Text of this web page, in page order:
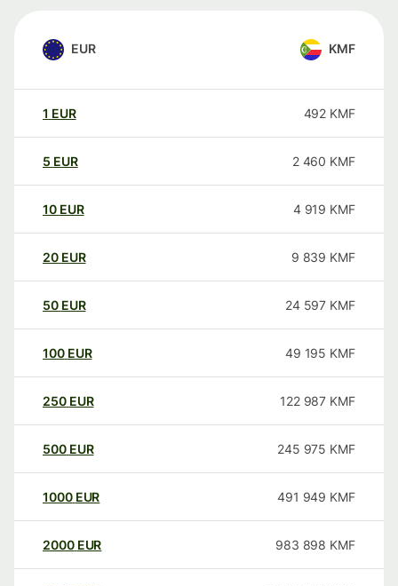
EUR KMF
1 EUR 492 KMF
5 EUR 2 460 KMF
10 EUR 4 919 KMF
20 EUR 9 839 KMF
50 EUR 24 597 KMF
100 EUR 49 195 KMF
250 EUR 122 987 KMF
500 EUR 245 975 KMF
1000 EUR 491 949 KMF
2000 EUR 983 898 KMF